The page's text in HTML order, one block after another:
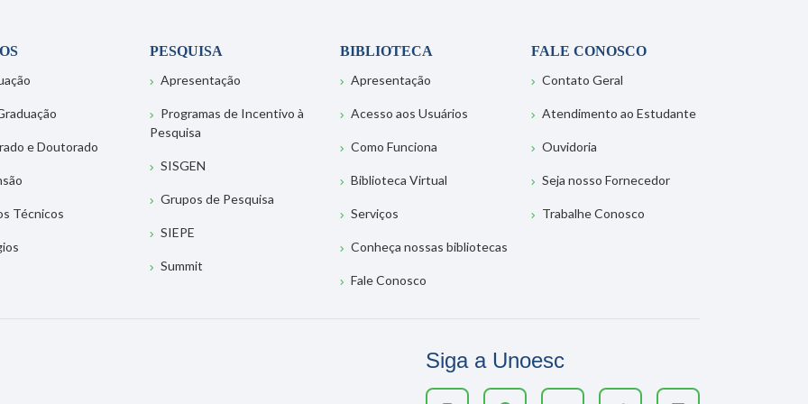
e Doutorado
Técnicos
PESQUISA
Apresentação
Programas de Incentivo à
Pesquisa
SISGEN
Grupos de Pesquisa
SIEPE
Summit
BIBLIOTECA
Apresentação
Acesso aos Usuários
Como Funciona
Biblioteca Virtual
Serviços
Conheça nossas bibliotecas
Fale Conosco
FALE CONOSCO
Contato Geral
Atendimento ao Estudante
Ouvidoria
Seja nosso Fornecedor
Trabalhe Conosco
Siga a Unoesc